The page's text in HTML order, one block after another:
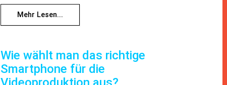
Mehr Lesen...
Wie wählt man das richtige
Smartphone für die